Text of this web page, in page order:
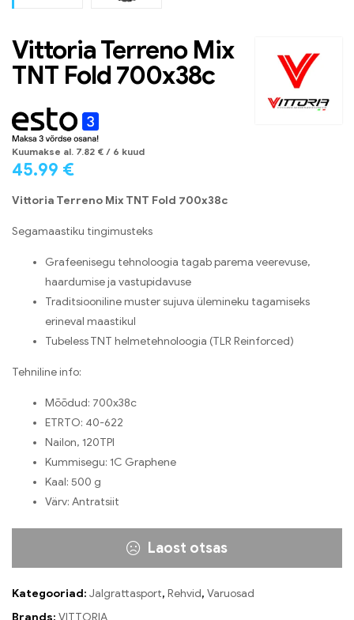
Vittoria Terreno Mix
TNT Fold 700x38c
Kuumakse al. 7.82 € / 6 kuud
45.99 €
Vittoria Terreno Mix TNT Fold 700x38c
Segamaastiku tingimusteks
Grafeenisegu tehnoloogia tagab parema veerevuse,
haardumise ja vastupidavuse
Traditsiooniline muster sujuva ülemineku tagamiseks
erineval maastikul
Tubeless TNT helmetehnoloogia (TLR Reinforced)
Tehniline info:
Mõõdud: 700x38c
ETRTO: 40-622
Nailon, 120TPI
Kummisegu: 1C Graphene
Kaal: 500 g
Värv: Antratsiit
Laost otsas
Kategooriad: Jalgrattasport, Rehvid, Varuosad
Brands: VITTORIA